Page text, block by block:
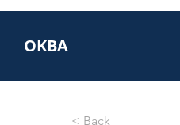
OKBA
< Back